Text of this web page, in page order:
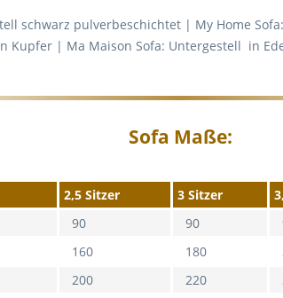
schwarz pulverbeschichtet | My Home
Kupfer | Ma Maison Sofa: Untergestell in
Sofa Maße:
2,5 Sitzer 3 Sitzer
90 90
160 180
200 220